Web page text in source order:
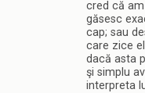
cred că
găsesc
cap; sau
care zice
dacă asta
şi simplu
interpreta